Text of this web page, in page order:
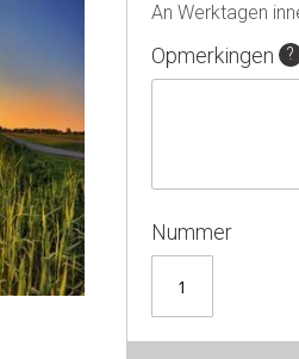
An Werktagen
Opmerkingen
Nummer